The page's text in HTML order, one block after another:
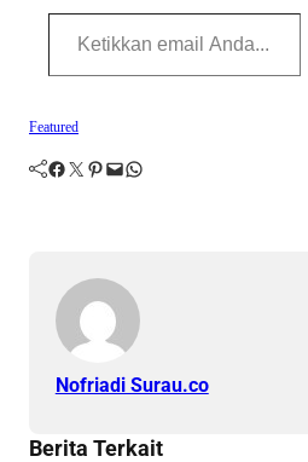
Ketikkan email Anda...
Featured
Facebook Twitter Pinterest Mail WhatsApp
Nofriadi Surau.co
Berita Terkait